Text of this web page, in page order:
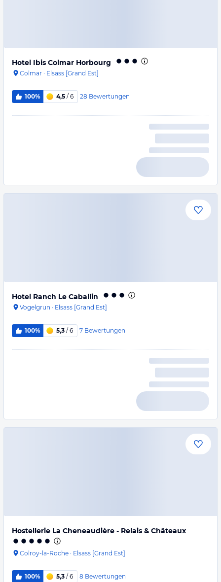
Hotel Ibis Colmar Horbourg
Colmar · Elsass [Grand Est]
100% 4,5 / 6 28 Bewertungen
Hotel Ranch Le Caballin
Vogelgrun · Elsass [Grand Est]
100% 5,3 / 6 7 Bewertungen
Hostellerie La Cheneaudière - Relais & Châteaux
Colroy-la-Roche · Elsass [Grand Est]
100% 5,3 / 6 8 Bewertungen